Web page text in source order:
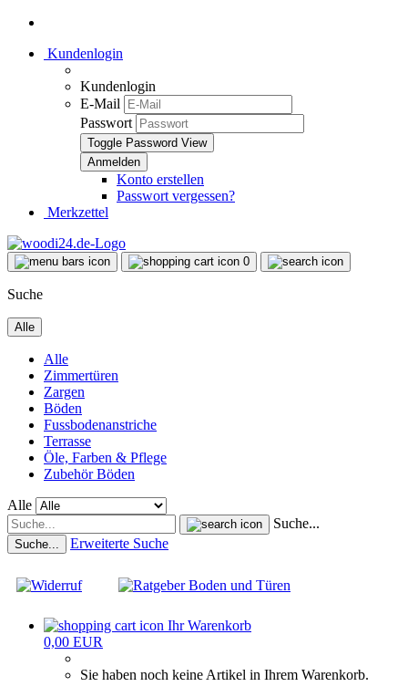
Kundenlogin
Kundenlogin
E-Mail
Passwort
Toggle Password View
Konto erstellen
Passwort vergessen?
Merkzettel
0
Suche
Alle
Alle
Zimmertüren
Zargen
Böden
Fussbodenanstriche
Terrasse
Öle, Farben & Pflege
Zubehör Böden
Alle
Suche...
Suche... Erweiterte Suche
Ihr Warenkorb
0,00 EUR
Sie haben noch keine Artikel in Ihrem Warenkorb.